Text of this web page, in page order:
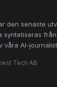
den senaste
syntetiseras
våra AI-
Tech AB